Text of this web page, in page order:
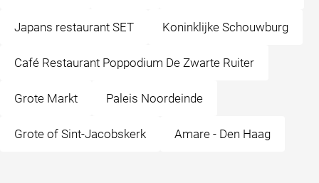
Japans restaurant SET Koninklijke Schouwburg
Café Restaurant Poppodium De Zwarte Ruiter
Grote Markt Paleis Noordeinde
Grote of Sint-Jacobskerk Amare - Den Haag